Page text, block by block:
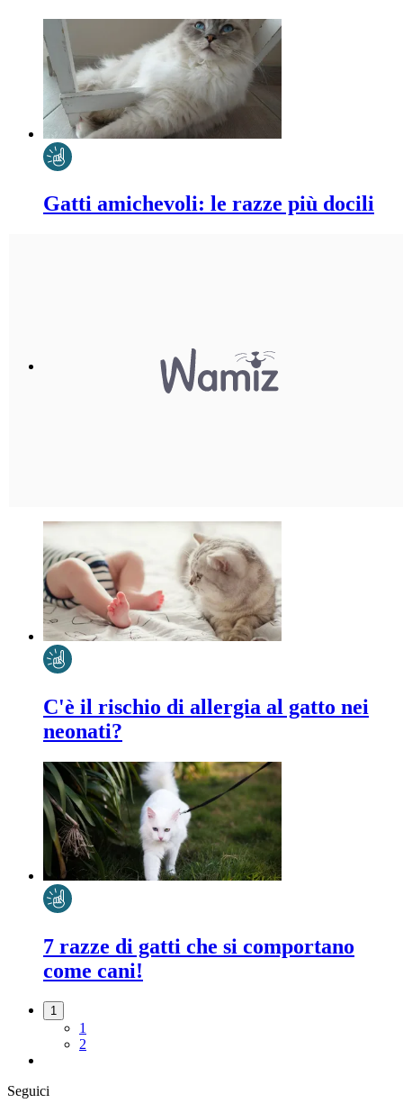
Gatti amichevoli: le razze più docili
C'è il rischio di allergia al gatto nei
neonati?
7 razze di gatti che si comportano
come cani!
1
1
2
Seguici